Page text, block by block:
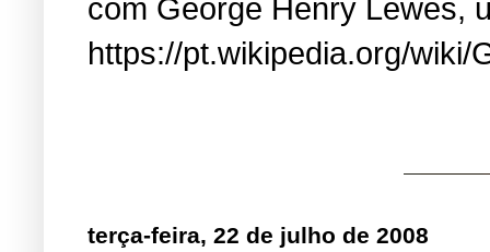
com George Henry Lewes,
https://pt.wikipedia.org/wiki/
terça-feira, 22 de julho de 2008